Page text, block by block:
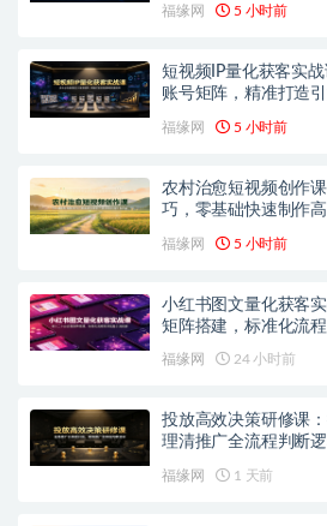
福缘网 5 小时前
短视频IP量化获客实
账号矩阵，精准打造
福缘网 5 小时前
农村治愈短视频创作
巧，零基础快速制作
福缘网 5 小时前
小红书图文量化获客
矩阵搭建，标准化流
福缘网 24 小时前
投放高效决策研修课
理清推广全流程判断
福缘网 1 天前